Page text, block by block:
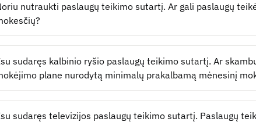
nutraukti paslaugų teikimo sutartį. Ar gali paslaugų
sudaręs kalbinio ryšio paslaugų teikimo sutartį. Ar
plane nurodytą minimalų prakalbamą mėnesinį
sudaręs televizijos paslaugų teikimo sutartį. Paslaugų